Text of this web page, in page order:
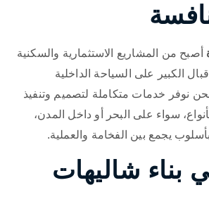
أصبح من المشاريع الاستثمارية والسكنية
الكبير على السياحة الداخلية
نحن نوفر خدمات متكاملة لتصميم وتنفيذ
سواء على البحر أو داخل المدن،
يجمع بين الفخامة والعملية.
بناء شاليهات